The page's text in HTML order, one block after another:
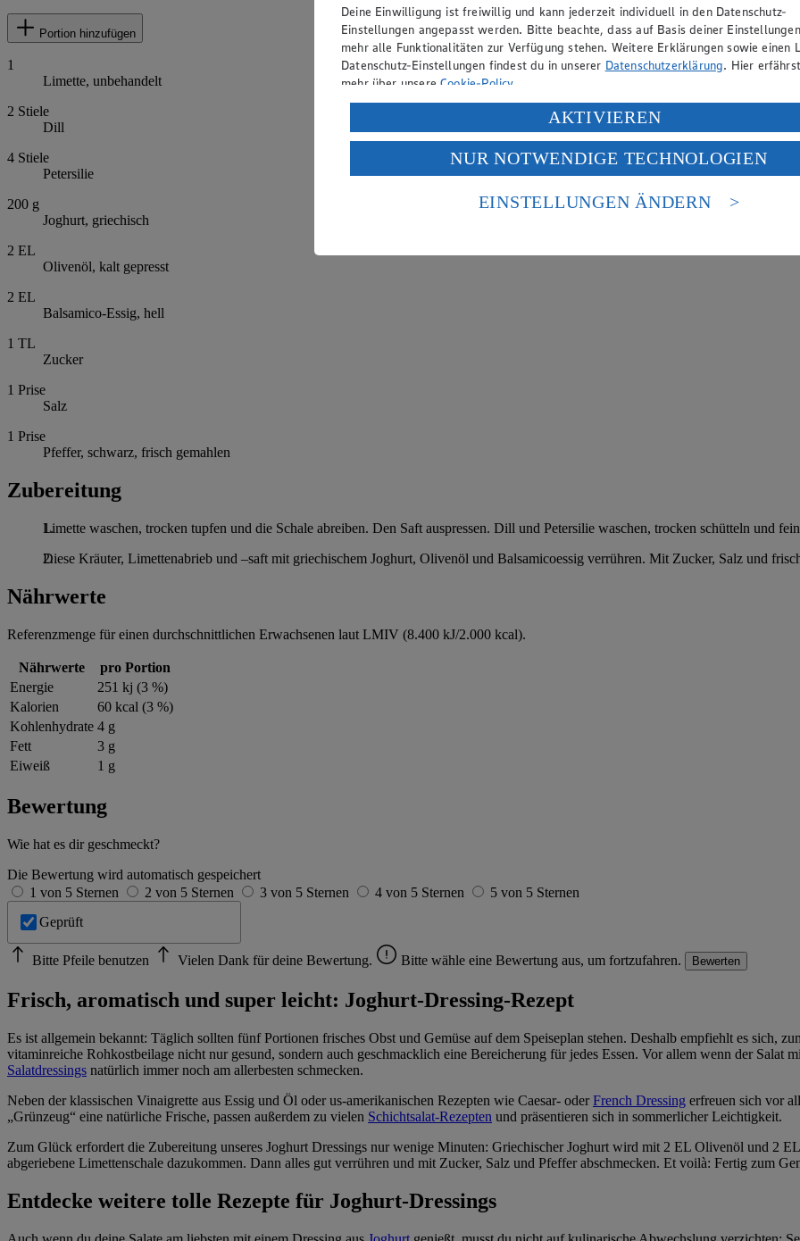
Portion hinzufügen
1
Limette, unbehandelt
2 Stiele
Dill
4 Stiele
Petersilie
200 g
Joghurt, griechisch
2 EL
Olivenöl, kalt gepresst
2 EL
Balsamico-Essig, hell
1 TL
Zucker
1 Prise
Salz
1 Prise
Pfeffer, schwarz, frisch gemahlen
Zubereitung
Limette waschen, trocken tupfen und die Schale abreiben. Den Saft auspressen. Dill und Petersilie waschen, trocken schütteln und
Diese Kräuter, Limettenabrieb und –saft mit griechischem Joghurt, Olivenöl und Balsamicoessig verrühren. Mit Zucker, Salz und
Nährwerte
Referenzmenge für einen durchschnittlichen Erwachsenen laut LMIV (8.400 kJ/2.000 kcal).
Nährwerte
pro Portion
Energie
251 kj (3 %)
Kalorien
60 kcal (3 %)
Kohlenhydrate 4 g
Fett
3 g
Eiweiß
1 g
Bewertung
Wie hat es dir geschmeckt?
Die Bewertung wird automatisch gespeichert
1 von 5 Sternen
2 von 5 Sternen 3 von 5 Sternen 4 von 5 Sternen
5 von 5 Sternen
Geprüft
Bitte Pfeile benutzen Vielen Dank für deine Bewertung. Bitte wähle eine Bewertung aus, um fortzufahren. Bewerten
Frisch, aromatisch und super leicht: Joghurt-Dressing-Rezept
Es ist allgemein bekannt: Täglich sollten fünf Portionen frisches Obst und Gemüse auf dem Speiseplan stehen. Deshalb empfiehlt es sich,
vitaminreiche Rohkostbeilage nicht nur gesund, sondern auch geschmacklich eine Bereicherung für jedes Essen. Vor allem wenn der Salat
Salatdressings natürlich immer noch am allerbesten schmecken.
Neben der klassischen Vinaigrette aus Essig und Öl oder us-amerikanischen Rezepten wie Caesar- oderFrench Dressing erfreuen sich vor
„Grünzeug“ eine natürliche Frische, passen außerdem zu vielen Schichtsalat-Rezepten und präsentieren sich in sommerlicher Leichtigkeit.
Zum Glück erfordert die Zubereitung unseres Joghurt Dressings nur wenige Minuten: Griechischer Joghurt wird mit 2 EL Olivenöl und 2
abgeriebene Limettenschale dazukommen. Dann alles gut verrühren und mit Zucker, Salz und Pfeffer abschmecken. Et voilà: Fertig zum
Entdecke weitere tolle Rezepte für Joghurt-Dressings
Deine Einwilligung ist freiwillig und kann jederzeit individuell in den Datenschutz-
Einstellungen angepasst werden. Bitte beachte, dass auf Basis deiner
mehr alle Funktionalitäten zur Verfügung stehen. Weitere Erklärungen sowie einen
Datenschutz-Einstellungen findest du in unserer Datenschutzerklärung. Hier
mehr über unsereCookie-Policy.
Verarbeitung deiner personenbezogenen Daten in den USA durch Facebook und
Wenn du auf „Aktivieren“ klickst, willigst du im Sinne des Art. 49 Abs. 1 Satz 1 lit.
ein, dass deine Daten in den USA verarbeitet werden. Der EuGH sieht die USA als
einem nach europäischen Standards nicht angemessenen Datenschutzniveau an. Es
Risiko eines Zugriffs durch US-amerikanische Behörden.
AKTIVIEREN
NUR NOTWENDIGE TECHNOLOGIEN
EINSTELLUNGEN ÄNDERN